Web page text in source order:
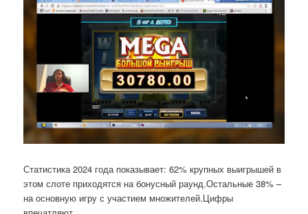
Статистика 2024 года показывает: 62% крупных выигрышей в
этом слоте приходятся на бонусный раунд.Остальные 38% –
на основную игру с участием множителей.Цифры